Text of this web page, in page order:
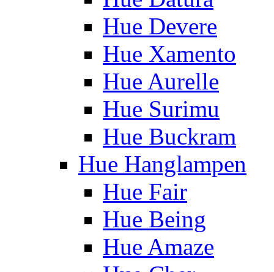
Hue Devere
Hue Xamento
Hue Aurelle
Hue Surimu
Hue Buckram
Hue Hanglampen
Hue Fair
Hue Being
Hue Amaze